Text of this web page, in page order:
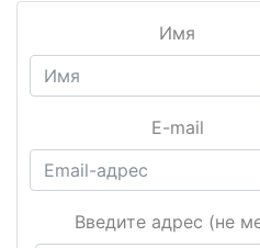
Имя
E-mail
Введите адрес (не